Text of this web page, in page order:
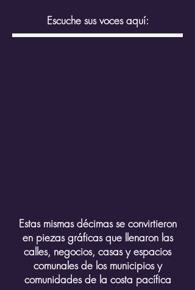
Escuche sus voces aquí:
Estas mismas décimas se convirtieron
en piezas gráficas que llenaron las
calles, negocios, casas y espacios
comunales de los municipios y
comunidades de la costa pacífica